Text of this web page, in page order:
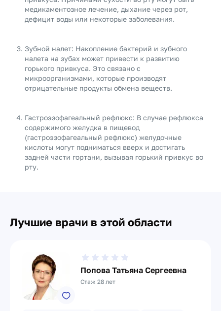
медикаментозное лечение, дыхание через рот,
дефицит воды или некоторые заболевания.
Зубной налет: Накопление бактерий и зубного
налета на зубах может привести к развитию
горького привкуса. Это связано с
микроорганизмами, которые производят
отрицательные продукты обмена веществ.
Гастроэзофагеальный рефлюкс: В случае рефлюкса
содержимого желудка в пищевод
(гастроэзофагеальный рефлюкс) желудочные
кислоты могут подниматься вверх и достигать
задней части гортани, вызывая горький привкус во
рту.
Лучшие врачи в этой области
Попова Татьяна Сергеевна
Стаж 28 лет